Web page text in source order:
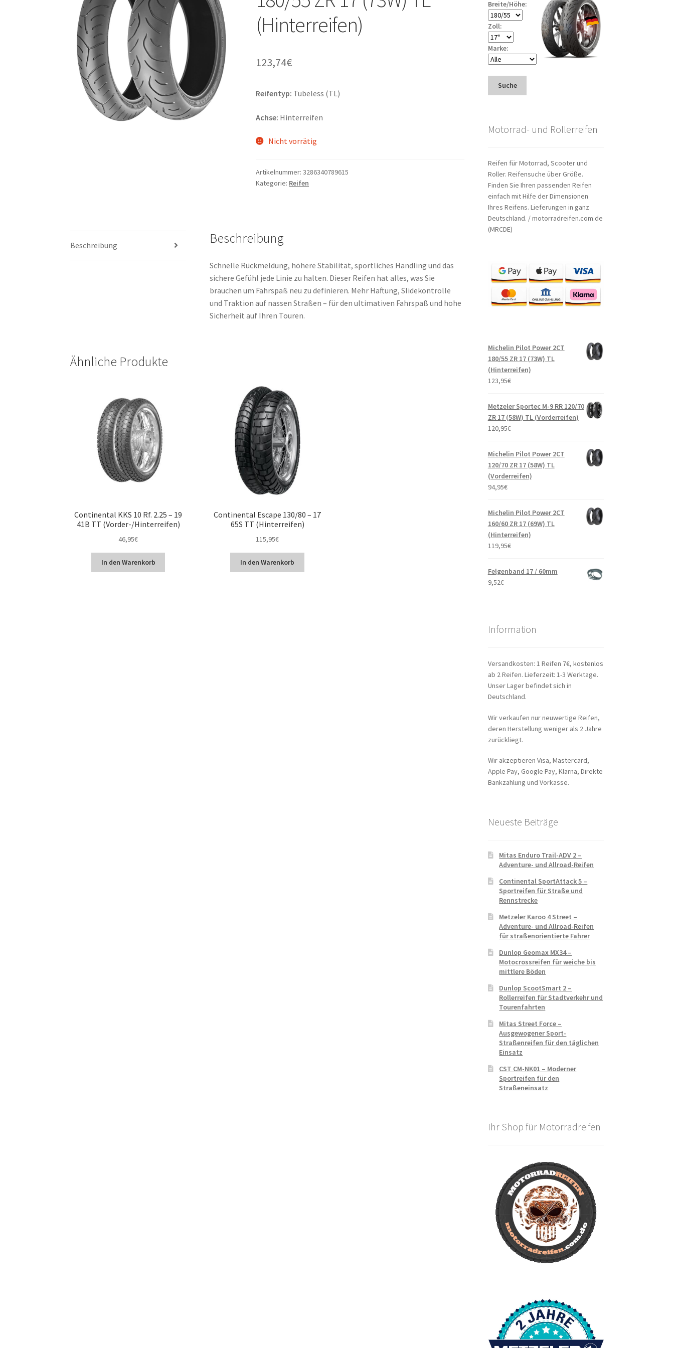
(Hinterreifen)
123,74€
Reifentyp: Tubeless (TL)
Achse: Hinterreifen
Nicht vorrätig
Artikelnummer:3286340789615
Kategorie: Reifen
Beschreibung Beschreibung
Schnelle Rückmeldung, höhere Stabilität, sportliches Handling und das
sichere Gefühl jede Linie zu halten. Dieser Reifen hat alles, was Sie
brauchen um Fahrspaß neu zu definieren. Mehr Haftung, Slidekontrolle
und Traktion auf nassen Straßen – für den ultimativen Fahrspaß und hohe
Sicherheit auf Ihren Touren.
Ähnliche Produkte
Continental KKS 10 Rf. 2.25 – 19
41B TT (Vorder-/Hinterreifen)
46,95€
In den Warenkorb
Continental Escape 130/80 – 17
65S TT (Hinterreifen)
115,95€
In den Warenkorb
Breite/Höhe:
Zoll:
Marke:
Suche
Motorrad- und Rollerreifen
Reifen für Motorrad, Scooter und
Roller. Reifensuche über Größe.
Finden Sie Ihren passenden Reifen
einfach mit Hilfe der Dimensionen
Ihres Reifens. Lieferungen in ganz
Deutschland. / motorradreifen.com.de
(MRCDE)
Michelin Pilot Power 2CT
180/55 ZR 17 (73W) TL
(Hinterreifen)
123,95€
Metzeler Sportec M-9 RR 120/70
ZR 17 (58W) TL (Vorderreifen)
120,95€
Michelin Pilot Power 2CT
120/70 ZR 17 (58W) TL
(Vorderreifen)
94,95€
Michelin Pilot Power 2CT
160/60 ZR 17 (69W) TL
(Hinterreifen)
119,95€
Felgenband 17 / 60mm
9,52€
Information
Versandkosten: 1 Reifen 7€, kostenlos
ab 2 Reifen. Lieferzeit: 1-3 Werktage.
Unser Lager befindet sich in
Deutschland.
Wir verkaufen nur neuwertige Reifen,
deren Herstellung weniger als 2 Jahre
zurückliegt.
Wir akzeptieren Visa, Mastercard,
Apple Pay, Google Pay, Klarna, Direkte
Bankzahlung und Vorkasse.
Neueste Beiträge
Mitas Enduro Trail-ADV 2 –
Adventure- und Allroad-Reifen
Continental SportAttack 5 –
Sportreifen für Straße und
Rennstrecke
Metzeler Karoo 4 Street –
Adventure- und Allroad-Reifen
für straßenorientierte Fahrer
Dunlop Geomax MX34 –
Motocrossreifen für weiche bis
mittlere Böden
Dunlop ScootSmart 2 –
Rollerreifen für Stadtverkehr und
Tourenfahrten
Mitas Street Force –
Ausgewogener Sport-
Straßenreifen für den täglichen
Einsatz
CST CM-NK01 – Moderner
Sportreifen für den
Straßeneinsatz
Ihr Shop für Motorradreifen